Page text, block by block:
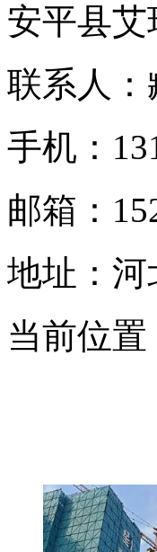
安平县
联系人：
手机：
邮箱：
地址：河
当前位置